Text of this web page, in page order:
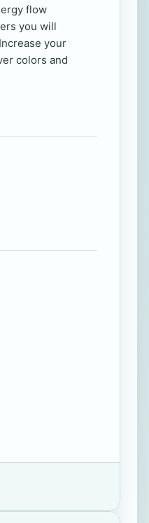
flow
you will
your
colors and